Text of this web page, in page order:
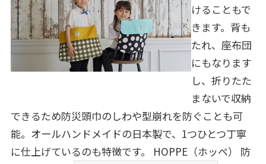
けることもで
きます。背も
たれ、座布団
にもなります
し、折りたた
まないで収納
できるため防災頭巾のしわや型崩れを防ぐことも可
能。オールハンドメイドの日本製で、1つひとつ丁寧
に仕上げているのも特徴です。 HOPPE（ホッペ） 防